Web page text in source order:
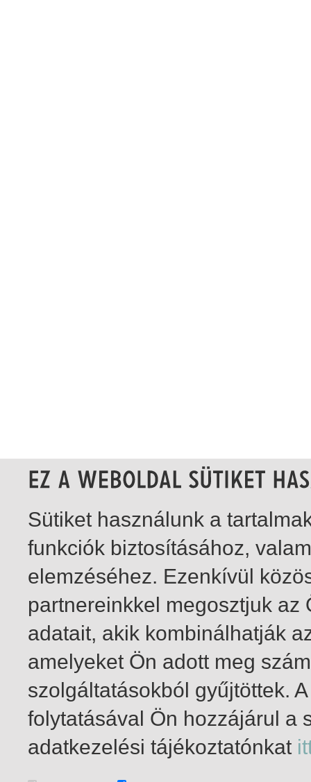
1-6 / insgesamt 6 Treffer
Sütiket használunk a
funkciók biztosításához,
elemzéséhez. Ezenkívül
partnereinkkel megosztjuk
adatait, akik kombinálhatják
amelyeket Ön adott meg
szolgáltatásokból gyűjtöttek.
folytatásával Ön hozzájárul a
adatkezelési tájékoztatónkat